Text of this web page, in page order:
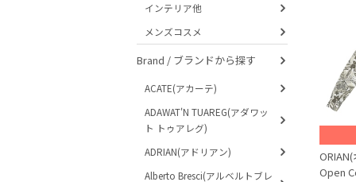
インテリア他
メンズコスメ
Brand / ブランドから探す
ACATE(アカーテ)
ADAWAT'N TUAREG(アダワッ
ト トゥアレグ)
ADRIAN(アドリアン)
Alberto Bresci(アルベルトブレ
Open